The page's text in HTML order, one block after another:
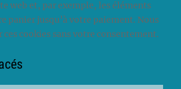
web et, par exemple, les éléments
panier jusqu’à votre paiement. Nous
ces cookies sans votre consentement.